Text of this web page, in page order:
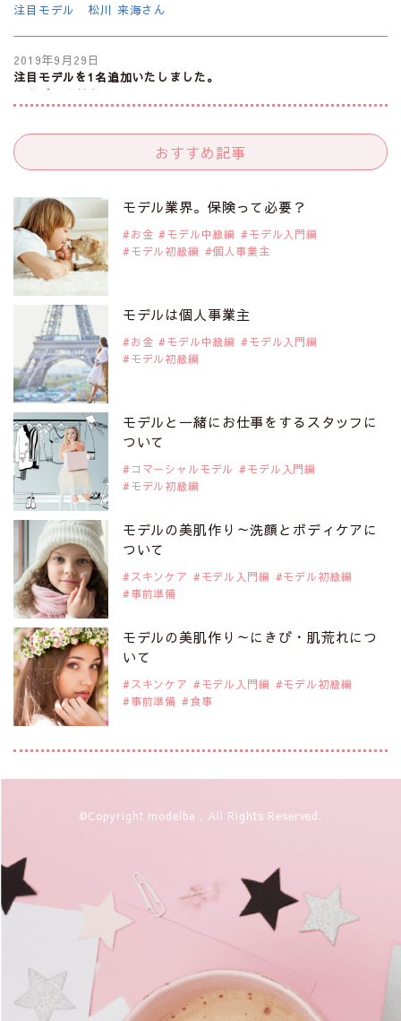
注目モデル 松川 来海さん
2019年9月29日
注目モデルを1名追加いたしました。
是非ご覧ください。
2019年9月29日
是非ご覧ください。
注目モデル 水原佑果さん
2019年9月29日
是非ご覧ください。
注目モデル CHIHARUさん
2019年9月29日
注目モデルを1名追加いたしました。
是非ご覧ください。
注目モデル 藤井サチさん
2019年9月29日
注目モデルを1名追加いたしました。
是非ご覧ください。
大注目のモデル10人
2019年9月29日
注目モデルを1名追加いたしました。
是非ご覧ください。
注目のアジア系モデル
2019年9月29日
注目モデルを1名追加いたしました。
2019年9月29日
注目モデル イーランさん
おすすめ記事
モデル業界。保険って必要？
お金 モデル中級編
モデル入門編
モデル初級編
個人事業主
モデルは個人事業主
お金 モデル中級編
モデル入門編
モデル初級編
モデルと一緒にお仕事をするスタッフに
ついて
コマーシャルモデル
モデル入門編
モデル初級編
モデルの美肌作り～洗顔とボディケアに
ついて
スキンケア モデル入門編
モデル初級編
事前準備
モデルの美肌作り～にきび・肌荒れにつ
いて
スキンケア モデル入門編
モデル初級編
事前準備
食事
©Copyright modelba . All Rights Reserved.